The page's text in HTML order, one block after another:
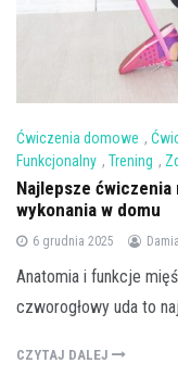
Ćwiczenia domowe ,
Funkcjonalny , Trening ,
Najlepsze ćwiczenia
wykonania w domu
6 grudnia 2025
Anatomia i funkcje
czworogłowy uda to
CZYTAJ DALEJ